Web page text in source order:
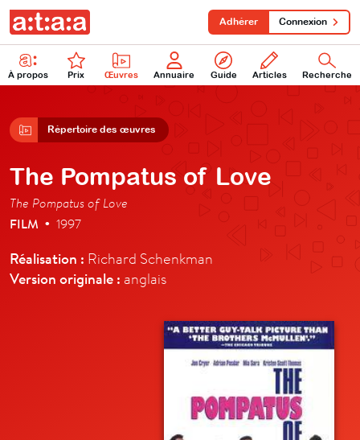
À propos Prix Œuvres Annuaire Guide Articles Recherche
Adhérer Connexion
Répertoire des œuvres
The Pompatus of Love
The Pompatus of Love
FILM • 1997
Réalisation : Richard Schenkman
Version originale : anglais